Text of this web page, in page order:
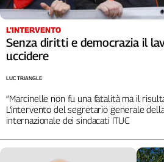
L'INTERVENTO
Senza diritti e democrazia il
uccidere
“Marcinelle non fu una fatalità ma il
L’intervento del segretario generale
internazionale dei sindacati ITUC
LUC TRIANGLE